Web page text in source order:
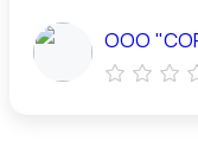
ООО